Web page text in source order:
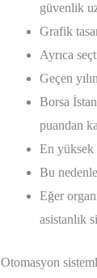
güvenlik
Grafik
Ayrıca
Geçen
Borsa
puandan
En yüksek
Bu
Eğer
asistanlık
Otomasyon